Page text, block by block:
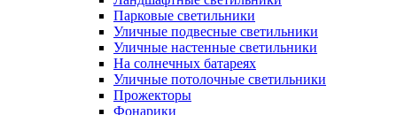
Парковые светильники
Уличные подвесные светильники
Уличные настенные светильники
На солнечных батареях
Уличные потолочные светильники
Прожекторы
Фонарики